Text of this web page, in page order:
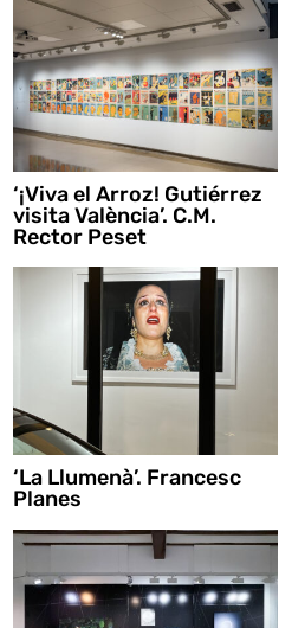
‘¡Viva el Arroz! Gutiérrez
visita València’. C.M.
Rector Peset
‘La Llumenà’. Francesc
Planes